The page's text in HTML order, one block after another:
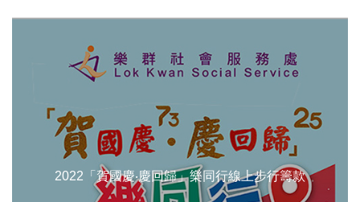
2022「賀國慶‧慶回歸」樂同行線上步行籌款